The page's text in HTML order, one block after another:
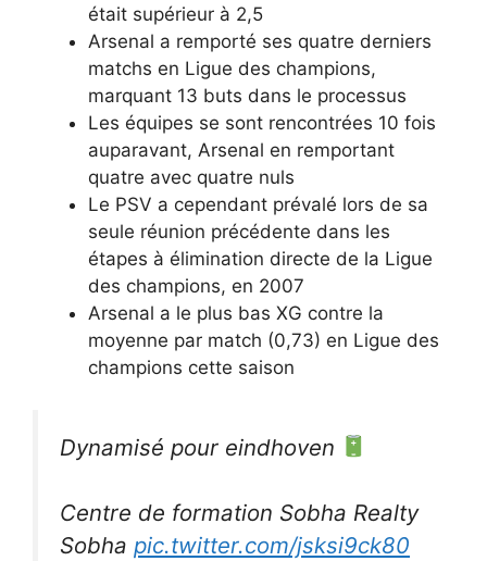
était supérieur à 2,5
Arsenal a remporté ses quatre derniers
matchs en Ligue des champions,
marquant 13 buts dans le processus
Les équipes se sont rencontrées 10 fois
auparavant, Arsenal en remportant
quatre avec quatre nuls
Le PSV a cependant prévalé lors de sa
seule réunion précédente dans les
étapes à élimination directe de la Ligue
des champions, en 2007
Arsenal a le plus bas XG contre la
moyenne par match (0,73) en Ligue des
champions cette saison
Dynamisé pour eindhoven
Centre de formation Sobha Realty
Sobha pic.twitter.com/jsksi9ck80